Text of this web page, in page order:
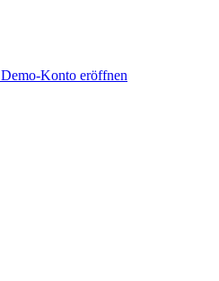
Demo-Konto eröffnen